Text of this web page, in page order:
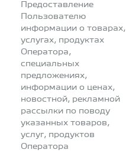
Предоставление
Пользователю
информации о товарах,
услугах, продуктах
Оператора,
специальных
предложениях,
информации о ценах,
новостной, рекламной
рассылки по поводу
указанных товаров,
услуг, продуктов
Оператора